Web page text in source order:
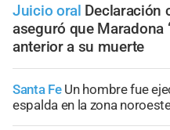
Juicio oral Declaración
aseguró que Maradona
anterior a su muerte
Santa Fe Un hombre fue
espalda en la zona